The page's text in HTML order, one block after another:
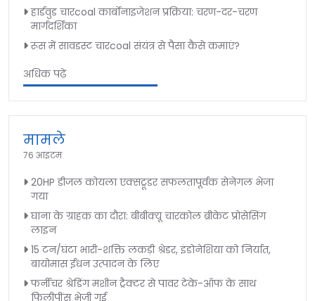
हार्डवुड चारcoal कार्बोनाइजेशन प्रक्रिया: चरण-दर-चरण
मार्गदर्शिका
रूस में सावडस्ट चारcoal संयंत्र से पैसा कैसे कमाएं?
अधिक पढ़ें
मामले
76 आइटम
20HP डीजल कोयला एक्सट्रूडर सफलतापूर्वक सेनेगल भेजा
गया
घाना के ग्राहक का दौरा: बीबीक्यू चारकोल ब्रीकेट प्रोसेसिंग
लाइन
15 टन/घंटा भारी-शक्ति लकड़ी श्रेडर, इंडोनेशिया को निर्यात,
बायोमास ईंधन उत्पादन के लिए
फर्नीचर श्रेडिंग मशीन ट्रैक्टर से पावर टेके-ऑफ के साथ
फिलीपींस भेजी गई